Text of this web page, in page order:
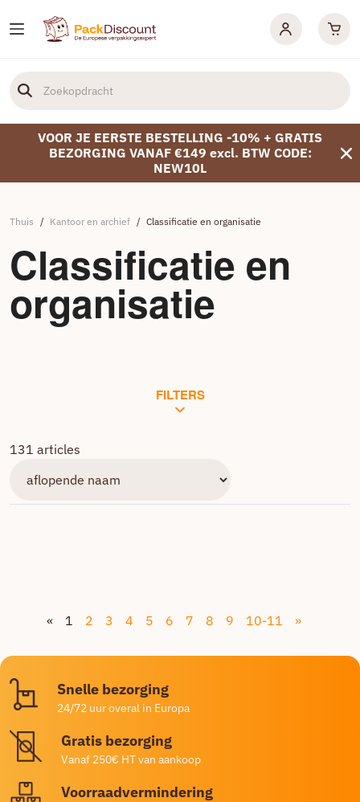
VOOR JE EERSTE BESTELLING -10% + GRATIS
BEZORGING VANAF €149 excl. BTW CODE:
NEW10L
Thuis / Kantoor en archief / Classificatie en organisatie
Classificatie en
organisatie
FILTERS
131 articles
« 1 2 3 4 5 6 7 8 9 10-11 »
Snelle bezorging
24/72 uur overal in Europa
Gratis bezorging
Vanaf 250€ HT van aankoop
Voorraadvermindering